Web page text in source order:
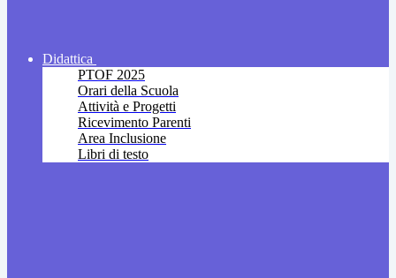
Didattica
PTOF 2025
Orari della Scuola
Attività e Progetti
Ricevimento Parenti
Area Inclusione
Libri di testo